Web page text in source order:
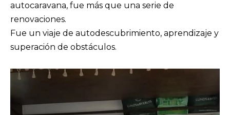
autocaravana, fue más que una serie de
renovaciones.
Fue un viaje de autodescubrimiento, aprendizaje y
superación de obstáculos.